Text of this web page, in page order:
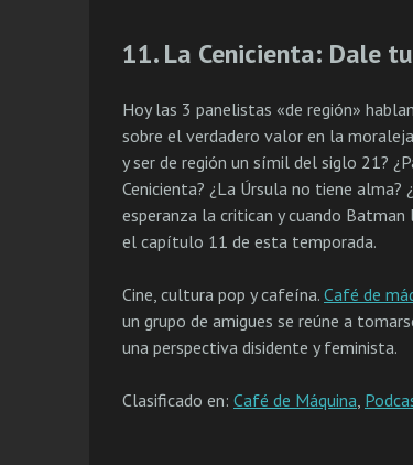
11. La Cenicienta: Dale
Hoy las 3 panelistas «de región»
sobre el verdadero valor en la
y ser de región un símil del siglo 21?
Cenicienta? ¿La Úrsula no tiene alma?
esperanza la critican y cuando
el capítulo 11 de esta temporada.
Cine, cultura pop y cafeína. Café de
un grupo de amigues se reúne a
una perspectiva disidente y feminista.
Clasificado en: Café de Máquina,